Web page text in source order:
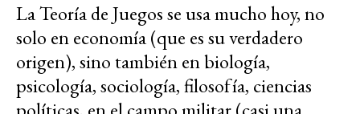
La Teoría de Juegos se usa mucho hoy, no
solo en economía (que es su verdadero
origen), sino también en biología,
psicología, sociología, filosofía, ciencias